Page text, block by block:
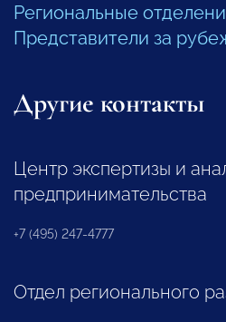
Региональные
Представители за
Другие контакты
Центр экспертизы и
предпринимательства
+7 (495) 247-4777
Отдел регионального